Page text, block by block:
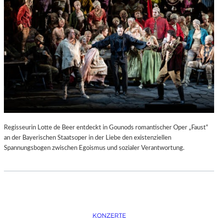
–
K
Ü
N
S
T
L
E
R
,
T
M
Regisseurin Lotte de Beer entdeckt in Gounods romantischer Oper „Faust“
an der Bayerischen Staatsoper in der Liebe den existenziellen
Spannungsbogen zwischen Egoismus und sozialer Verantwortung.
KONZERTE